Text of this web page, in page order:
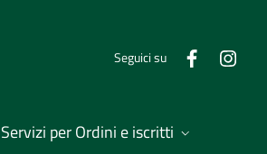
Seguici su
Servizi per Ordini e iscritti